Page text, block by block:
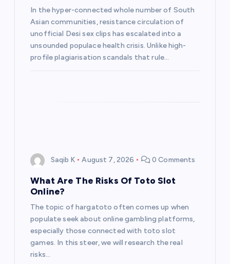
In the hyper-connected whole number of South
Asian communities, resistance circulation of
unofficial Desi sex clips has escalated into a
unsounded populace health crisis. Unlike high-
profile plagiarisation scandals that rule…
Saqib K August 7, 2026 0 Comments
What Are The Risks Of Toto Slot
Online?
The topic of hargatoto often comes up when
populate seek about online gambling platforms,
especially those connected with toto slot
games. In this steer, we will research the real
risks…